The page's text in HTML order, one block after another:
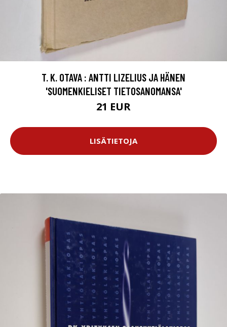
T. K. OTAVA : ANTTI LIZELIUS JA HÄNEN
'SUOMENKIELISET TIETOSANOMANSA'
21 EUR
LISÄTIETOJA